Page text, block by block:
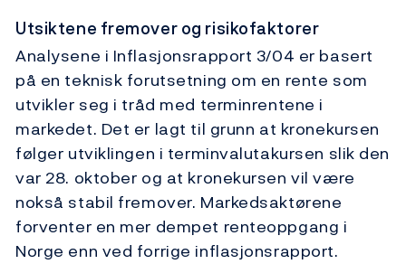
Utsiktene fremover og risikofaktorer
Analysene i Inflasjonsrapport 3/04 er basert
på en teknisk forutsetning om en rente som
utvikler seg i tråd med terminrentene i
markedet. Det er lagt til grunn at kronekursen
følger utviklingen i terminvalutakursen slik den
var 28. oktober og at kronekursen vil være
nokså stabil fremover. Markedsaktørene
forventer en mer dempet renteoppgang i
Norge enn ved forrige inflasjonsrapport.